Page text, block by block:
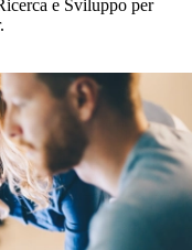
e Sviluppo per